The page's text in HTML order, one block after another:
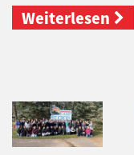
Weiterlesen